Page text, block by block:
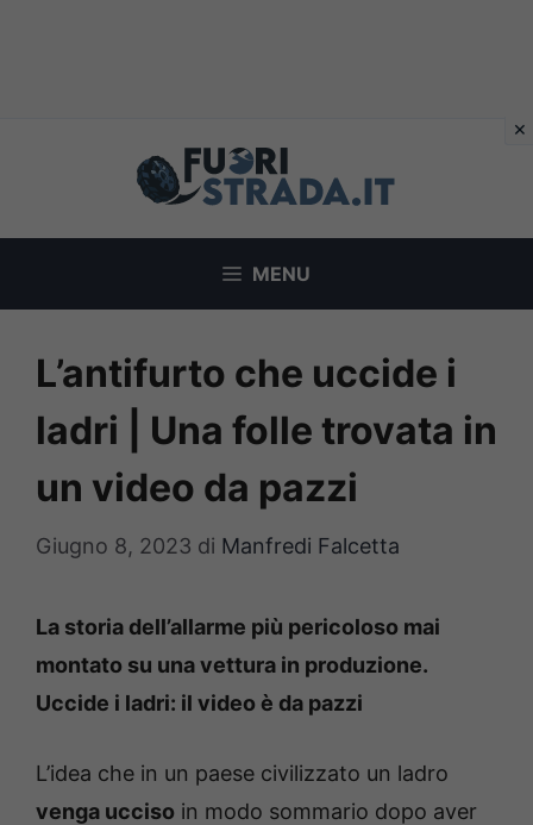
MENU
L’antifurto che uccide i
ladri | Una folle trovata in
un video da pazzi
Giugno 8, 2023 di Manfredi Falcetta
La storia dell’allarme più pericoloso mai
montato su una vettura in produzione.
Uccide i ladri: il video è da pazzi
L’idea che in un paese civilizzato un ladro
venga ucciso in modo sommario dopo aver